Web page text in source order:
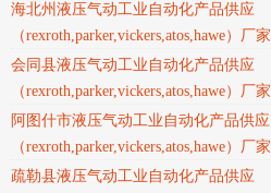
海北州液压气动工业自动化产品供应
（rexroth,parker,vickers,atos,hawe）厂家
会同县液压气动工业自动化产品供应
（rexroth,parker,vickers,atos,hawe）厂家
阿图什市液压气动工业自动化产品供应
（rexroth,parker,vickers,atos,hawe）厂家
疏勒县液压气动工业自动化产品供应